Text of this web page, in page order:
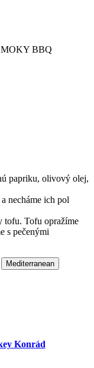
BBQ
papriku, olivový olej,
necháme ich pol
tofu. Tofu opražíme
s pečenými
Mediterranean
Konrád